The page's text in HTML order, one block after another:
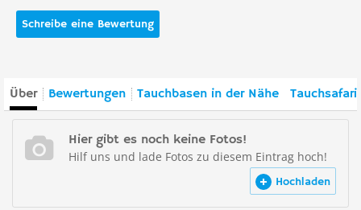
Schreibe eine Bewertung
Über Bewertungen Tauchbasen in der Nähe
Hier gibt es noch keine Fotos!
Hilf uns und lade Fotos zu diesem Eintrag hoch!
Hochladen